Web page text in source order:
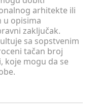
arhitekte ili
u opisima
zaključak.
sa sopstvenim
tačan broj
koje mogu da se